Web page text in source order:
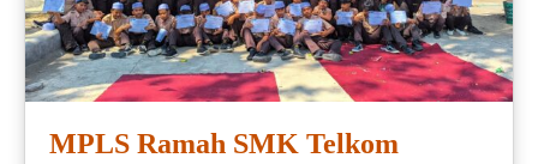
MPLS Ramah SMK Telkom